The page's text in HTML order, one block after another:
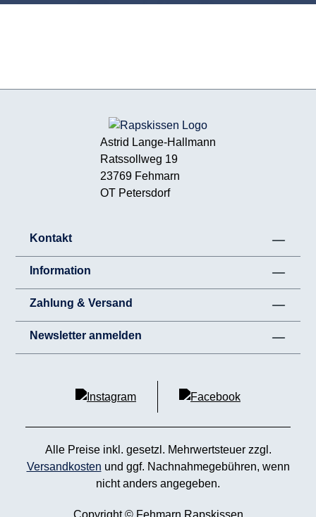
Astrid Lange-Hallmann
Ratssollweg 19
23769 Fehmarn
OT Petersdorf
Kontakt
Information
Zahlung & Versand
Newsletter anmelden
Alle Preise inkl. gesetzl. Mehrwertsteuer zzgl.
Versandkosten und ggf. Nachnahmegebühren, wenn
nicht anders angegeben.
Copyright © Fehmarn Rapskissen